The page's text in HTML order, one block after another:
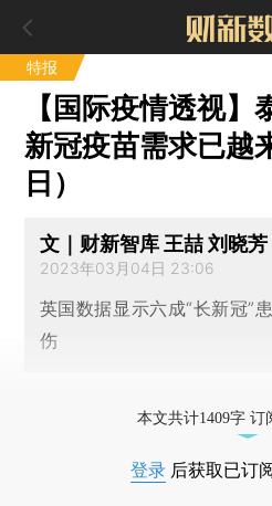
特报
【国际疫情透视】
新冠疫苗需求已越
日）
文｜财新智库 王喆 刘晓芳
2023年03月04日 23:06
英国数据显示六成“长新冠”
伤
本文共计1409字 订
登录 后获取已订